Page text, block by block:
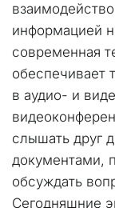
информацией
современная
обеспечивает
в аудио- и
слышать друг
документами,
обсуждать
Сегодняшние